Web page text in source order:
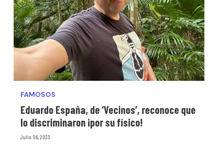
FAMOSOS
Eduardo España, de ‘Vecinos’, reconoce que
lo discriminaron ¡por su físico!
Julio 06, 2023